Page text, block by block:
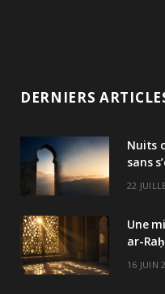
DERNIERS
Nuits
sans
22
Une
ar-
16 JUIN